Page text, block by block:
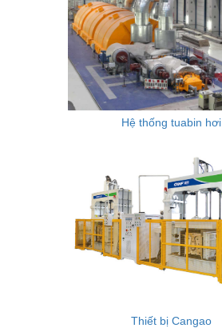
Hệ thống tuabin hơi
Thiết bị Cangao